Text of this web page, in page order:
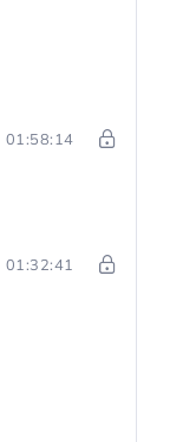
01:58:14
01:32:41